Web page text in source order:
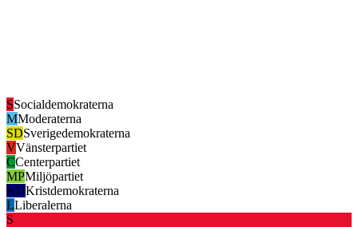
SSocialdemokraterna
MModeraterna
SDSverigedemokraterna
VVänsterpartiet
CCenterpartiet
MPMiljöpartiet
KDKristdemokraterna
LLiberalerna
S